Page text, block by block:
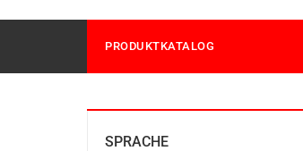
PRODUKTKATALOG
SPRACHE